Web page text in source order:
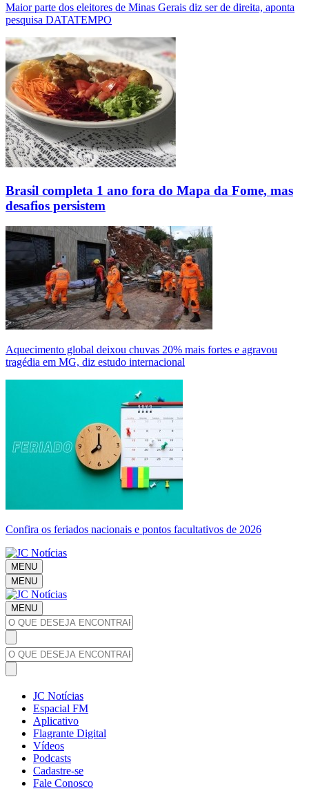
Maior parte dos eleitores de Minas Gerais diz ser de direita, aponta
pesquisa DATATEMPO
Brasil completa 1 ano fora do Mapa da Fome, mas
desafios persistem
Aquecimento global deixou chuvas 20% mais fortes e agravou
tragédia em MG, diz estudo internacional
Confira os feriados nacionais e pontos facultativos de 2026
MENU
MENU
MENU
JC Notícias
Espacial FM
Aplicativo
Flagrante Digital
Vídeos
Podcasts
Cadastre-se
Fale Conosco